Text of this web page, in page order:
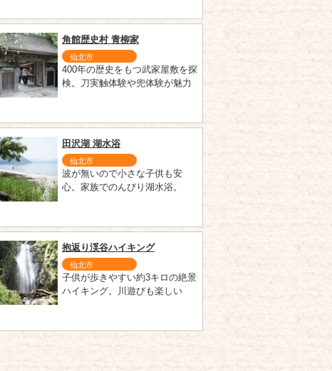
角館歴史村 青柳家
仙北市
400年の歴史をもつ武家屋敷を探
検。刀実触体験や兜体験が魅力
田沢湖 湖水浴
仙北市
波が無いので小さな子供も安
心。家族でのんびり湖水浴。
抱返り渓谷ハイキング
仙北市
子供が歩きやすい約3キロの絶景
ハイキング。川遊びも楽しい